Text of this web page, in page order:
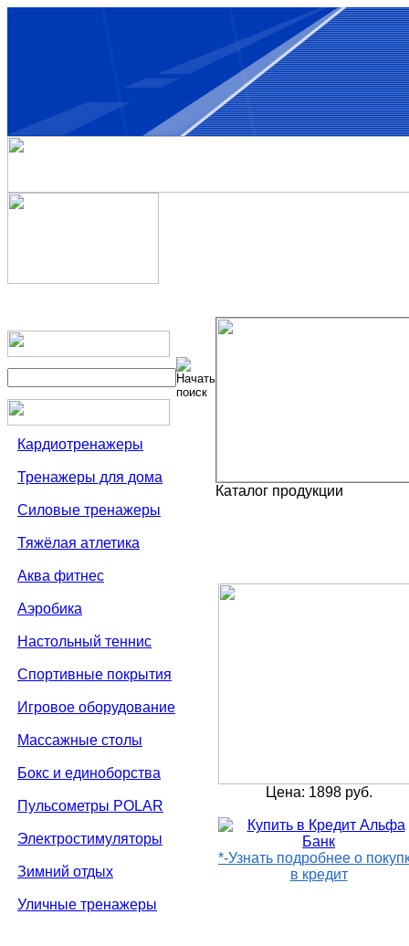
Кардиотренажеры
Тренажеры для дома
Силовые тренажеры
Тяжёлая атлетика
Аква фитнес
Аэробика
Настольный теннис
Спортивные покрытия
Игровое оборудование
Массажные столы
Бокс и единоборства
Пульсометры POLAR
Электростимуляторы
Зимний отдых
Уличные тренажеры
Каталог продукции
Цена: 1898 руб.
*-Узнать подробнее о
в кредит